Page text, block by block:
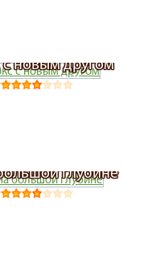
новым другом
глубине